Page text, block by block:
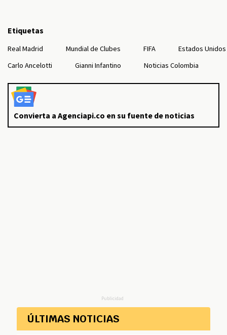
Etiquetas
Real Madrid Mundial de Clubes FIFA
Estados Unidos
Carlo Ancelotti
Gianni Infantino Noticias Colombia
Convierta a Agenciapi.co en su fuente de noticias
Publicidad
ÚLTIMAS NOTICIAS